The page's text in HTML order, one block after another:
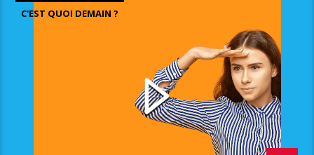
C'EST QUOI DEMAIN ?